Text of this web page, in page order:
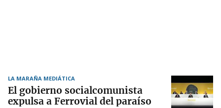
LA MARAÑA MEDIÁTICA
El gobierno socialcomunista
expulsa a Ferrovial del paraíso